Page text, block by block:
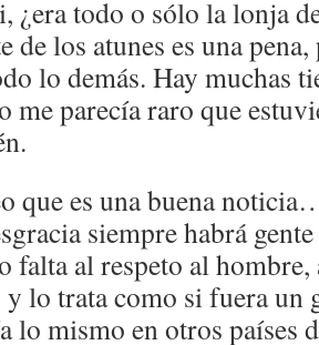
¿era todo o sólo la lonja
de los atunes es una
lo demás. Hay muchas
me parecía raro que
que es una buena
siempre habrá
falta al respeto al hombre,
lo trata como si fuera un
lo mismo en otros países